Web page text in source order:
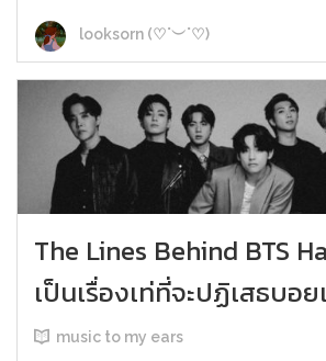
looksorn (♡˙︶˙♡)
The Lines Behind BTS
เป็นเรื่องเท่ที่จะปฏิเสธบอ
music to my ears